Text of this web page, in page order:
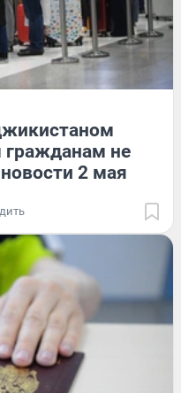
гражданам не
2 мая